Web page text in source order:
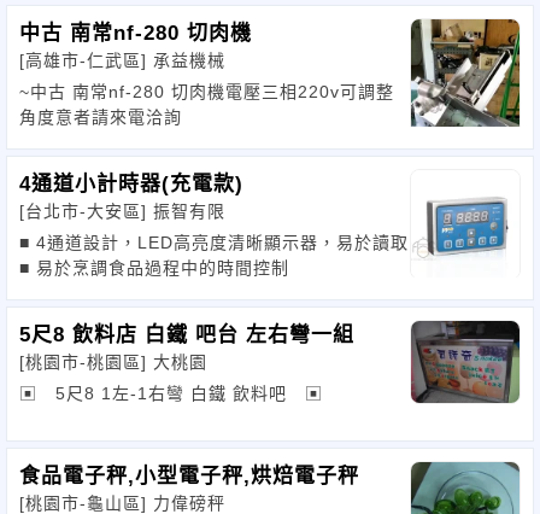
中古 南常nf-280 切肉機
[高雄市-仁武區] 承益機械
~中古 南常nf-280 切肉機電壓三相220v可調整
角度意者請來電洽詢
4通道小計時器(充電款)
[台北市-大安區] 振智有限
■ 4通道設計，LED高亮度清晰顯示器，易於讀取
■ 易於烹調食品過程中的時間控制
5尺8 飲料店 白鐵 吧台 左右彎一組
[桃園市-桃園區] 大桃園
▣ 5尺8 1左-1右彎 白鐵 飲料吧 ▣
食品電子秤,小型電子秤,烘焙電子秤
[桃園市-龜山區] 力偉磅秤